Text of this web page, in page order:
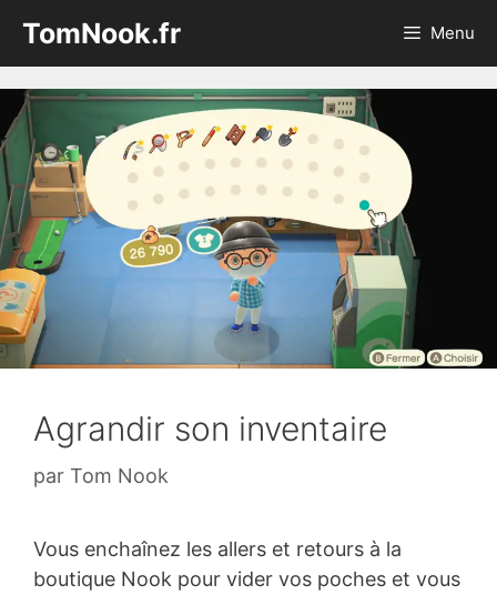
contenu
TomNook.fr Menu
Agrandir son inventaire
par Tom Nook
Vous enchaînez les allers et retours à la
boutique Nook pour vider vos poches et vous